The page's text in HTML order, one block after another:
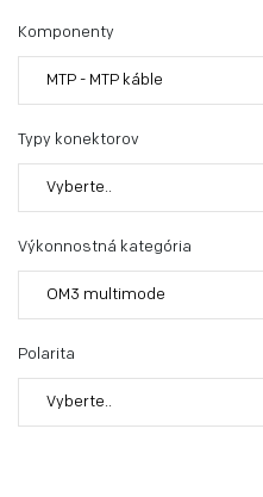
Komponenty
MTP - MTP káble
Typy konektorov
Vyberte..
Výkonnostná kategória
OM3 multimode
Polarita
Vyberte..